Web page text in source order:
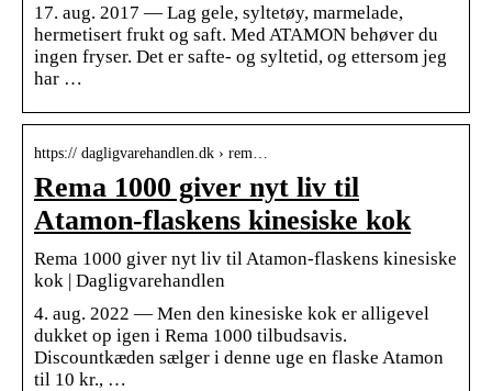
17. aug. 2017 — Lag gele, syltetøy, marmelade,
hermetisert frukt og saft. Med ATAMON behøver du
ingen fryser. Det er safte- og syltetid, og ettersom jeg
har …
https:// dagligvarehandlen.dk › rem…
Rema 1000 giver nyt liv til
Atamon-flaskens kinesiske kok
Rema 1000 giver nyt liv til Atamon-flaskens kinesiske
kok | Dagligvarehandlen
4. aug. 2022 — Men den kinesiske kok er alligevel
dukket op igen i Rema 1000 tilbudsavis.
Discountkæden sælger i denne uge en flaske Atamon
til 10 kr., …